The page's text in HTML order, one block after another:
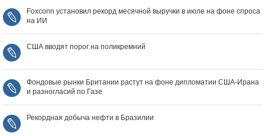
Foxconn установил рекорд месячной выручки в июле на фоне спроса
на ИИ
США вводят порог на поликремний
Фондовые рынки Британии растут на фоне дипломатии США‑Ирана
и разногласий по Газе
Рекордная добыча нефти в Бразилии